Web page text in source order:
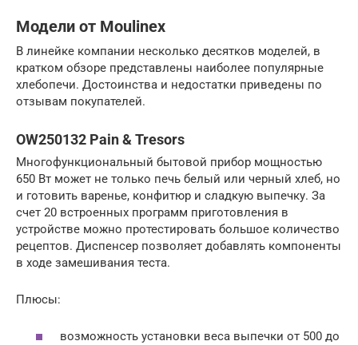
Модели от Moulinex
В линейке компании несколько десятков моделей, в
кратком обзоре представлены наиболее популярные
хлебопечи. Достоинства и недостатки приведены по
отзывам покупателей.
OW250132 Pain & Tresors
Многофункциональный бытовой прибор мощностью
650 Вт может не только печь белый или черный хлеб, но
и готовить варенье, конфитюр и сладкую выпечку. За
счет 20 встроенных программ приготовления в
устройстве можно протестировать большое количество
рецептов. Диспенсер позволяет добавлять компоненты
в ходе замешивания теста.
Плюсы:
возможность установки веса выпечки от 500 до